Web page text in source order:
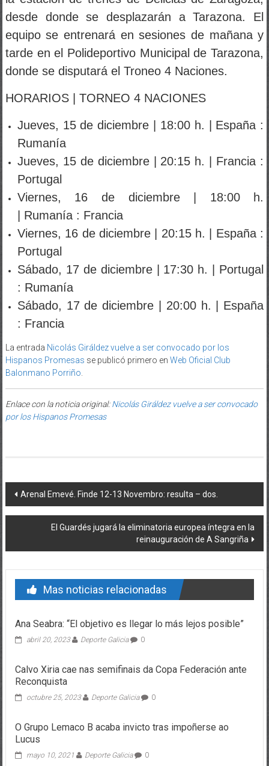
desde donde se desplazarán a Tarazona. El
equipo se entrenará en sesiones de mañana y
tarde en el Polideportivo Municipal de Tarazona,
donde se disputará el Troneo 4 Naciones.
HORARIOS | TORNEO 4 NACIONES
Jueves, 15 de diciembre | 18:00 h. | España :
Rumanía
Jueves, 15 de diciembre | 20:15 h. | Francia :
Portugal
Viernes, 16 de diciembre | 18:00 h.
| Rumanía : Francia
Viernes, 16 de diciembre | 20:15 h. | España :
Portugal
Sábado, 17 de diciembre | 17:30 h. | Portugal
: Rumanía
Sábado, 17 de diciembre | 20:00 h. | España
: Francia
Hispanos Promesasse publicó primero en Web Oficial Club
Balonmano Porriño.
por los Hispanos Promesas
Post navigation
reinauguración de A Sangriña
Mas noticias relacionadas
Ana Seabra: “El objetivo es llegar lo más lejos posible”
Calvo Xiria cae nas semifinais da Copa Federación ante
Reconquista
O Grupo Lemaco B acaba invicto tras impoñerse ao
Lucus